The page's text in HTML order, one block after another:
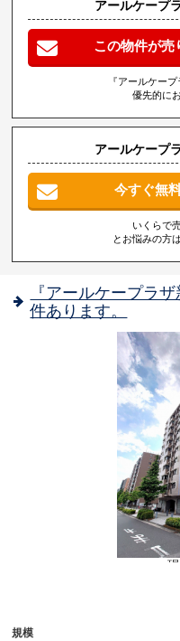
アールケープ
この物件が売
『アールケー
優先的に
アールケープ
今すぐ無
いくらで
とお悩みの方
『アールケープラ
件あります。
-
規模